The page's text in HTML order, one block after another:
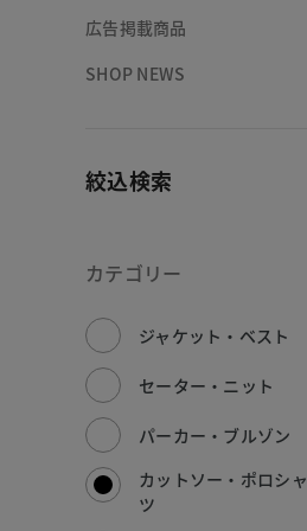
広告掲載商品
SHOP NEWS
絞込検索
カテゴリー
ジャケット・ベスト
セーター・ニット
パーカー・ブルゾン
カットソー・ポロシャ
ツ